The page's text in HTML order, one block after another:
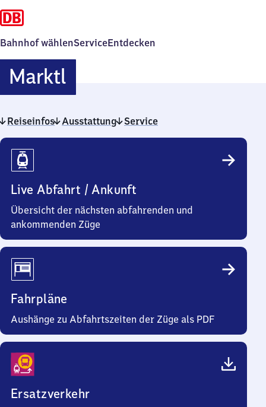
Bahnhof wählenServiceEntdecken
MarktlMarktl
Reiseinfos Ausstattung Service
Reiseinfos
Live Abfahrt / Ankunft
Übersicht der nächsten abfahrenden und
ankommenden Züge
Fahrpläne
Aushänge zu Abfahrtszeiten der Züge als PDF
Ersatzverkehr